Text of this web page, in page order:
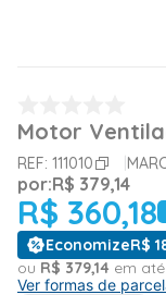
Motor
REF: 111010
por:R$ 379,14
R$ 360,18
EconomizeR$
ou R$ 379,14 em até
Ver formas de